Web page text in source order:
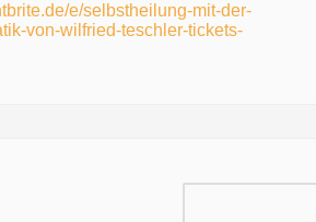
e/selbstheilung-mit-der-
von-wilfried-teschler-tickets-